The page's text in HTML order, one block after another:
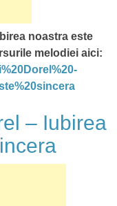
noastra este
melodiei aici:
– Iubirea